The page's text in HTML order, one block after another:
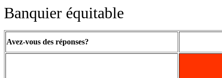
Banquier équitable
Avez-vous des réponses?